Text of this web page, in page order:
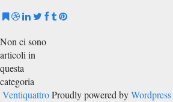
Non ci sono
articoli in
questa
categoria
Ventiquattro Proudly powered byWordpress